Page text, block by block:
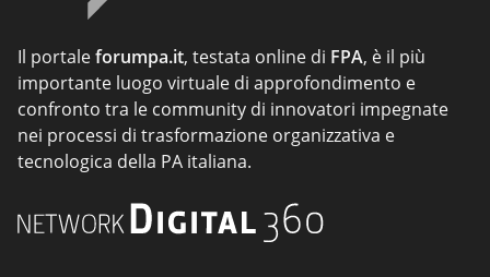
Il portaleforumpa.it, testata online di FPA, è il più
importante luogo virtuale di approfondimento e
confronto tra le community di innovatori impegnate
nei processi di trasformazione organizzativa e
tecnologica della PA italiana.